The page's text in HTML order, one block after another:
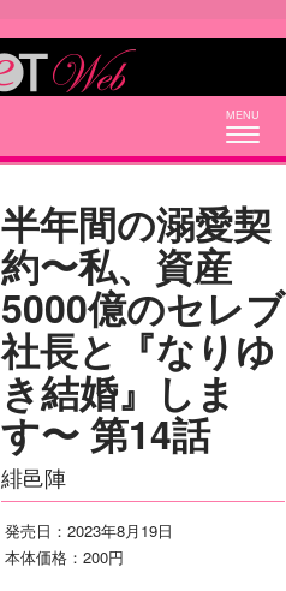
半年間の溺愛契
約〜私、資産
5000億のセレブ
社長と『なりゆ
き結婚』しま
す〜 第14話
緋邑陣
発売日：2023年8月19日
本体価格：200円